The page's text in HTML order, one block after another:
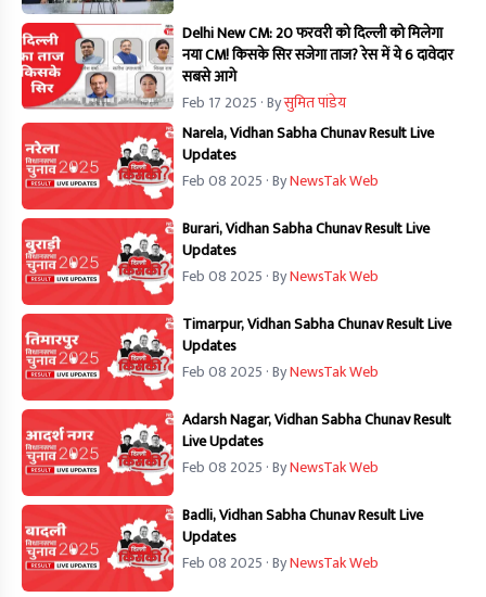
Delhi New CM: 20 फरवरी को दिल्ली को मिलेगा
नया CM! किसके सिर सजेगा ताज? रेस में ये 6 दावेदार
सबसे आगे
Feb 17 2025 · Byसुमित पांडेय
Narela, Vidhan Sabha Chunav Result Live
Updates
Feb 08 2025 · ByNewsTak Web
Burari, Vidhan Sabha Chunav Result Live
Updates
Feb 08 2025 · ByNewsTak Web
Timarpur, Vidhan Sabha Chunav Result Live
Updates
Feb 08 2025 · ByNewsTak Web
Adarsh Nagar, Vidhan Sabha Chunav Result
Live Updates
Feb 08 2025 · ByNewsTak Web
Badli, Vidhan Sabha Chunav Result Live
Updates
Feb 08 2025 · ByNewsTak Web